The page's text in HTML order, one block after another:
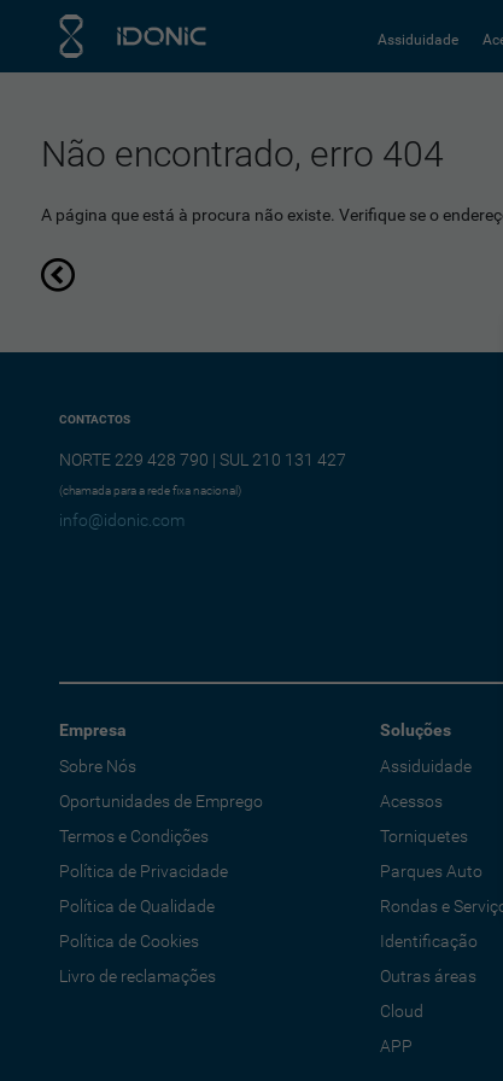
Assiduidade
Não encontrado, erro 404
A página que está à procura não existe. Verifique se o
CONTACTOS
NORTE 229 428 790 | SUL 210 131 427
(chamada para a rede fixa nacional)
info@idonic.com
Empresa
Sobre Nós
Oportunidades de Emprego
Termos e Condições
Política de Privacidade
Política de Qualidade
Política de Cookies
Livro de reclamações
Soluções
Assiduidade
Acessos
Torniquetes
Parques Auto
Rondas e
Identificação
Outras áreas
Cloud
APP